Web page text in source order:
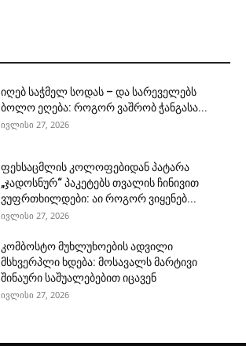
იღებ საჭმელ სოდას – და სარეველებს
ბოლო ეღება: როგორ ვაშრობ ჭანგასა...
ივლისი 27, 2026
ფეხსაცმლის კოლოფებიდან პატარა
„ჯადოსნურ“ პაკეტებს თვალის ჩინივით
ვუფრთხილდები: აი როგორ ვიყენებ...
ივლისი 27, 2026
კომბოსტო მუხლუხოების ადვილი
მსხვერპლი ხდება: მოსავალს მარტივი
შინაური საშუალებებით იცავენ
ივლისი 27, 2026